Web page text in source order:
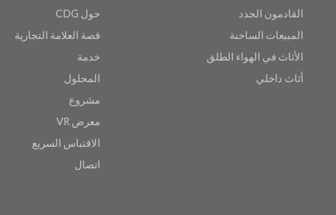
القادمون الجدد
المبيعات الساخنة
الأثاث في الهواء الطلق
أثاث داخلي
حول CDG
قصة العلامة التجارية
خدمة
المحلول
مشروع
معرض VR
الاقتباس السريع
اتصال